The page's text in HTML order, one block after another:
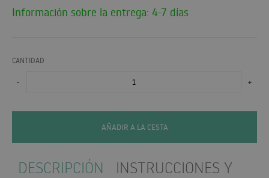
Información sobre la entrega: 4-7 días
CANTIDAD
- +
AÑADIR A LA CESTA
DESCRIPCIÓN
INSTRUCCIONES Y